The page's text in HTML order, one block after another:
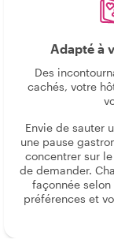
Adapté à
Des
cachés, votre
Envie de sauter
une pause
concentrer sur
de demander.
façonnée
préférences et